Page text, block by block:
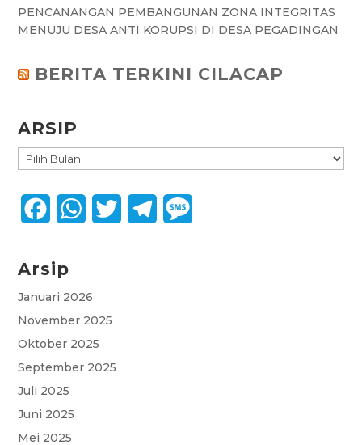
PENCANANGAN PEMBANGUNAN ZONA INTEGRITAS
MENUJU DESA ANTI KORUPSI DI DESA PEGADINGAN
BERITA TERKINI CILACAP
ARSIP
ARSIP
c
e
b
k
W
t
s
T
Arsip
Januari 2026
November 2025
Oktober 2025
September 2025
Juli 2025
Juni 2025
Mei 2025